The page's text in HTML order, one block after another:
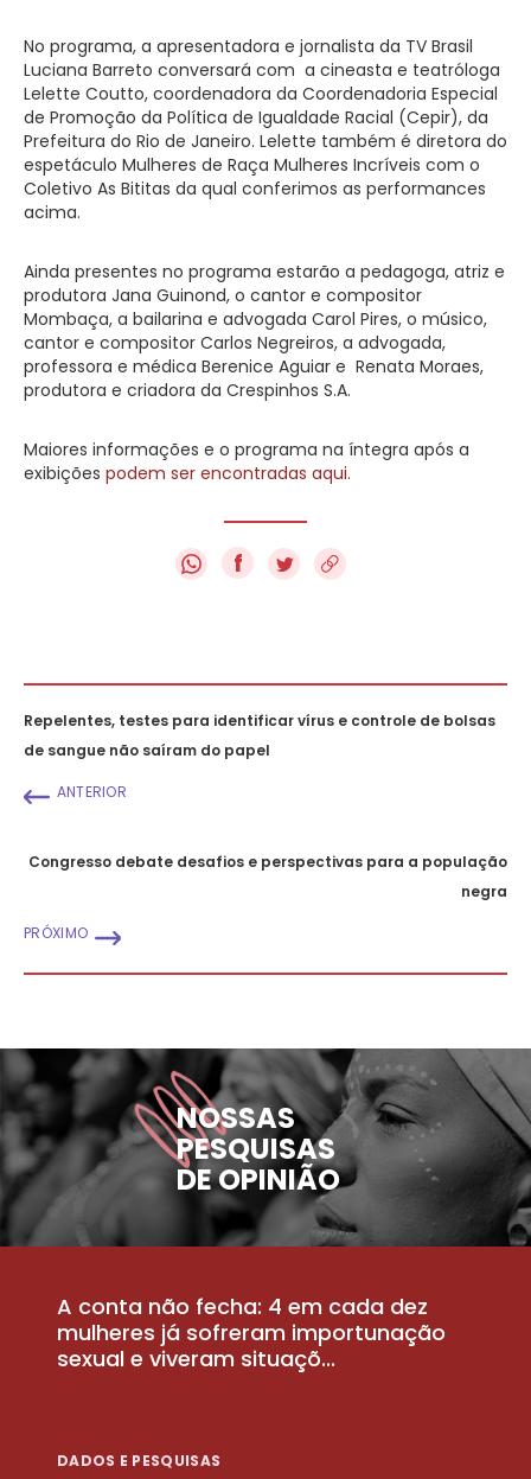
No programa, a apresentadora e jornalista da TV Brasil
Luciana Barreto conversará com a cineasta e teatróloga
Lelette Coutto, coordenadora da Coordenadoria Especial
de Promoção da Política de Igualdade Racial (Cepir), da
Prefeitura do Rio de Janeiro. Lelette também é diretora do
espetáculo Mulheres de Raça Mulheres Incríveis com o
Coletivo As Bititas da qual conferimos as performances
acima.
Ainda presentes no programa estarão a pedagoga, atriz e
produtora Jana Guinond, o cantor e compositor
Mombaça, a bailarina e advogada Carol Pires, o músico,
cantor e compositor Carlos Negreiros, a advogada,
professora e médica Berenice Aguiar e Renata Moraes,
produtora e criadora da Crespinhos S.A.
Maiores informações e o programa na íntegra após a
exibições podem ser encontradas aqui.
f
Repelentes, testes para identificar vírus e controle de bolsas
de sangue não saíram do papel
ANTERIOR
Congresso debate desafios e perspectivas para a população
negra
PRÓXIMO
NOSSAS
PESQUISAS
DE OPINIÃO
A conta não fecha: 4 em cada dez
mulheres já sofreram importunação
sexual e viveram situaçõ...
DADOS E PESQUISAS